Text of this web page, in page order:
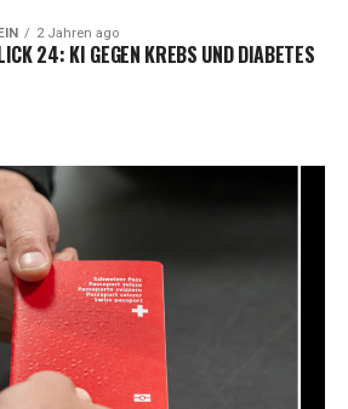
2 Jahren ago
24: KI GEGEN KREBS UND DIABETES